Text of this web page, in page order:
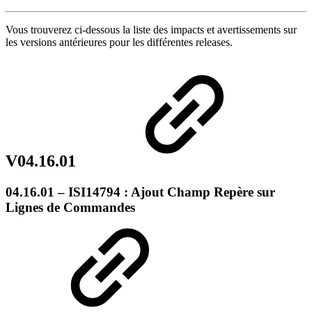
Vous trouverez ci-dessous la liste des impacts et avertissements sur
les versions antérieures pour les différentes releases.
V04.16.01
04.16.01 – ISI14794 : Ajout Champ Repère sur
Lignes de Commandes